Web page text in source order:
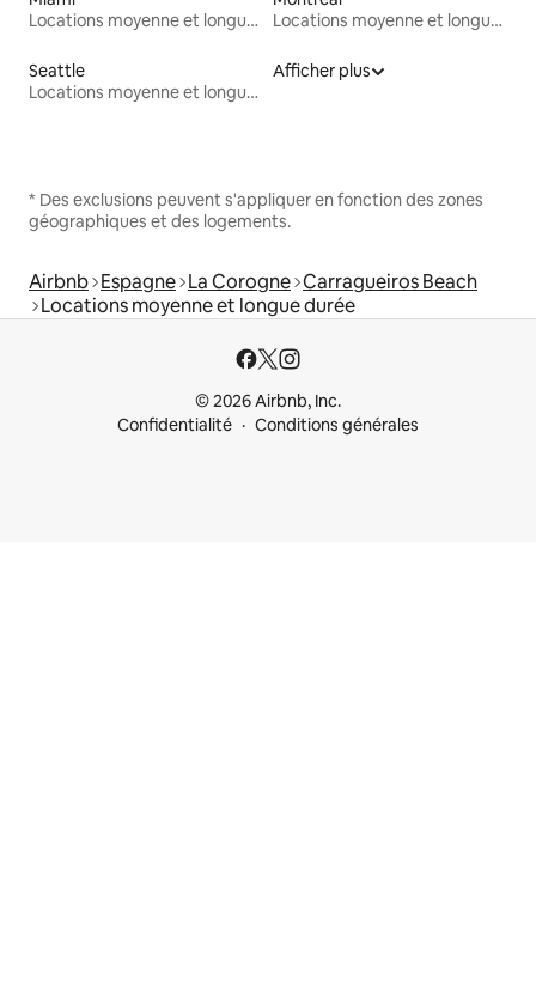
Locations moyenne et longue durée
Locations moyenne et longue durée
Seattle
Locations moyenne et longue durée
Afficher plus
* Des exclusions peuvent s'appliquer en fonction des zones
géographiques et des logements.
Airbnb Espagne La Corogne Carragueiros Beach
Locations moyenne et longue durée
© 2026 Airbnb, Inc.
Confidentialité
Conditions générales